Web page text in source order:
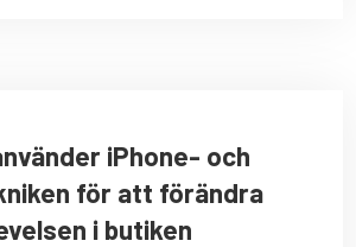
iPhone- och
för att förändra
i butiken